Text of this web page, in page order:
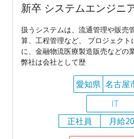
新卒 システムエンジニ
扱うシステムは、流通管理や販売
算、工程管理など、 プロジェクト
に、金融物流医療製造販売などの
弊社は会社として歴
愛知県 名古屋
IT
正社員
月給